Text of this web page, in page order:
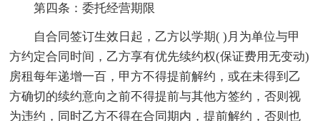
第四条：委托经营期限
自合同签订生效日起，乙方以学期( )月为单位与甲
方约定合同时间，乙方享有优先续约权(保证费用无变动)
房租每年递增一百，甲方不得提前解约，或在未得到乙
方确切的续约意向之前不得提前与其他方签约，否则视
为违约，同时乙方不得在合同期内，提前解约，否则也